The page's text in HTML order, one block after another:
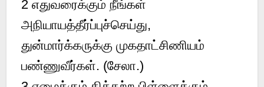
2எதுவரைக்கும் நீங்கள்
அநியாயத்தீர்ப்புச்செய்து,
துன்மார்க்கருக்கு முகதாட்சிணியம்
பண்ணுவீர்கள். (சேலா.)